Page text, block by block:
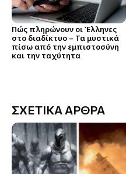
Πώς πληρώνουν οι Έλληνες
στο διαδίκτυο – Τα μυστικά
πίσω από την εμπιστοσύνη
και την ταχύτητα
ΣΧΕΤΙΚΑ ΑΡΘΡΑ